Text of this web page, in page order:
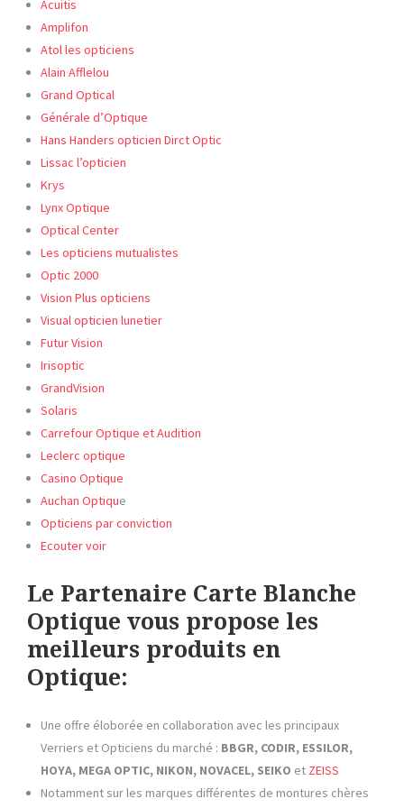
Acuitis
Amplifon
Atol les opticiens
Alain Afflelou
Grand Optical
Générale d’Optique
Hans Handers opticien Dirct Optic
Lissac l’opticien
Krys
Lynx Optique
Optical Center
Les opticiens mutualistes
Optic 2000
Vision Plus opticiens
Visual opticien lunetier
Futur Vision
Irisoptic
GrandVision
Solaris
Carrefour Optique et Audition
Leclerc optique
Casino Optique
Auchan Optique
Opticiens par conviction
Ecouter voir
Le Partenaire Carte Blanche
Optique vous propose les
meilleurs produits en
Optique:
Une offre éloborée en collaboration avec les principaux
Verriers et Opticiens du marché : BBGR, CODIR, ESSILOR,
HOYA, MEGA OPTIC, NIKON, NOVACEL, SEIKO et ZEISS
Notamment sur les marques différentes de montures chères